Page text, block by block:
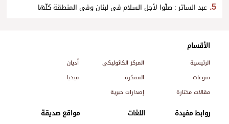
عبد الساتر : صلّوا لأجل السلام في لبنان وفي المنطقة كلّها
الأقسام
الرئيسية المركز الكاثوليكي
أديان
منوعات
المفكرة
ميديا
مقالات مختارة
إصدارات حبرية
روابط مفيدة اللغات مواقع صديقة